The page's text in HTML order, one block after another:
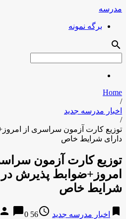
مدرسه
برگه نمونه
search
Home
/
اخبار مدرسه جدید
/
توزیع کارت آزمون سراسری از
دارای شرایط خاص
توزیع کارت آزمون
امروز+ضوابط پذیرش
شرایط خاص
bookmark اخبار مدرسه جدید access_time
56 years ago
person chat_bubble0